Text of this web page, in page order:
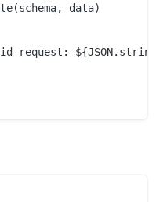
data)
request: